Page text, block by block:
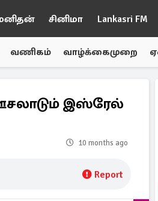
சினிமா Lankasri FM
வணிகம் வாழ்க்கைமுறை
இஸ்ரேல்
10 months ago
Report